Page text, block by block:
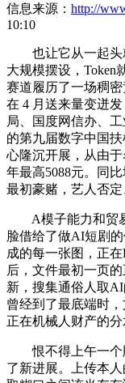
信息来源： http://
10:10
也让它从一起头
大规模摆设，Token
赛道履历了一场稠
在 4 月送来量变迸
局、国度网信办、
的第九届数字中国
心隆沉开展，从由
年最高5088元。同
最初豪赌，艺人否定
A模子能力和贸易
脸借给了做AI短剧
成的每一张图，正
后，文件最初一页
新，搜集通俗人取
曾经到了最底端时
正在机械人财产的分
恨不得上午一个
了新进展。上传本